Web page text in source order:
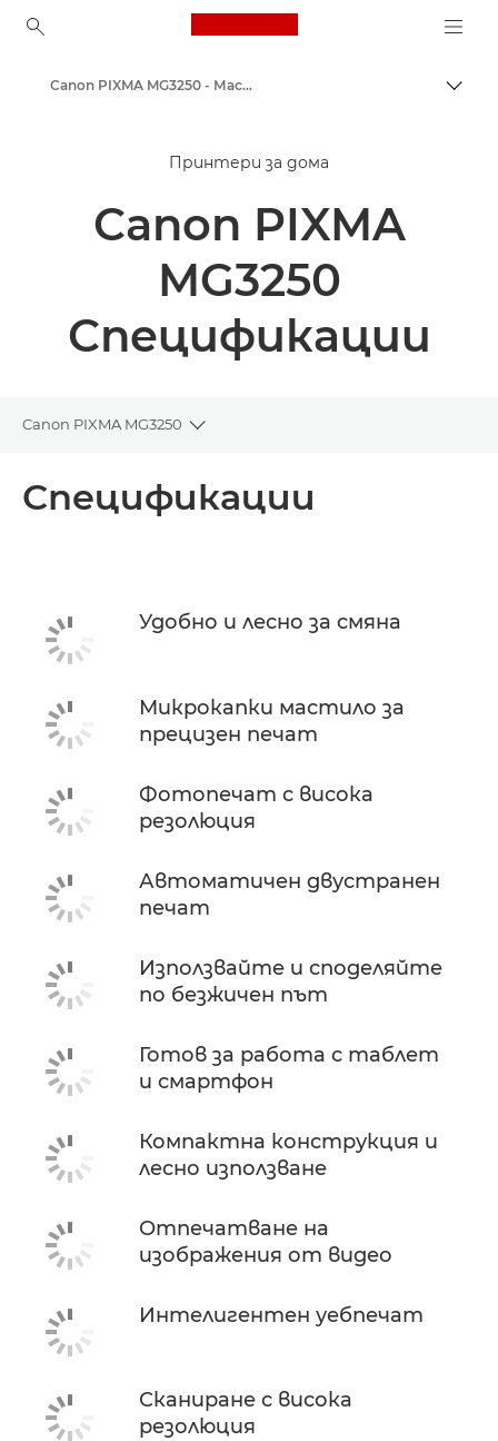
Canon Logo, back to
Принтери на Canon
Canon PIXMA MG3250 - Мастиленоструйни фотопринтери
Принтери за дома
Canon PIXMA
MG3250
Спецификации
Canon PIXMA MG3250
Toggle breadcrumbs
КУПЕТЕ МАСТИЛО
Спецификации
Удобно и лесно за смяна
Микрокапки мастило за
прецизен печат
Фотопечат с висока
резолюция
Автоматичен двустранен
печат
Използвайте и споделяйте
по безжичен път
Готов за работа с таблет
и смартфон
Компактна конструкция и
лесно използване
Отпечатване на
изображения от видео
Интелигентен уебпечат
Сканиране с висока
резолюция